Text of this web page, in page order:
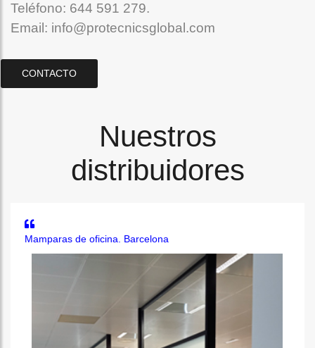
Teléfono: 644 591 279.
Email: info@protecnicsglobal.com
CONTACTO
Nuestros
distribuidores
Mamparas de oficina. Barcelona